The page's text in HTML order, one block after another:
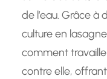
de l’eau. Grâce à
culture en
comment
contre elle,